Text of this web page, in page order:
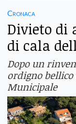
Cronaca
Divieto di
di cala
Dopo un
ordigno
Municipale